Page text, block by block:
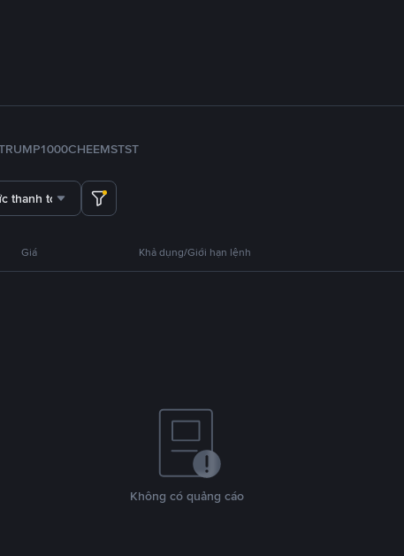
1000CHEEMSTST
thanh toán
Giá Khả dụng/Giới hạn lệnh
Không có quảng cáo